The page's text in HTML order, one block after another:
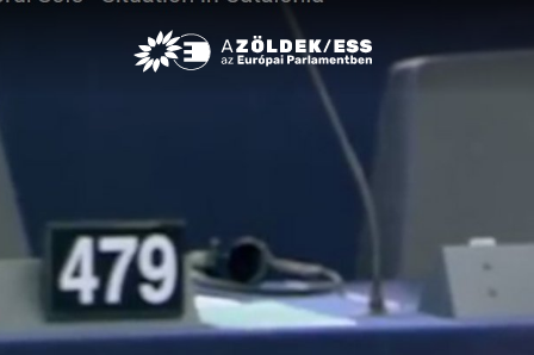
Greens/EFA Home